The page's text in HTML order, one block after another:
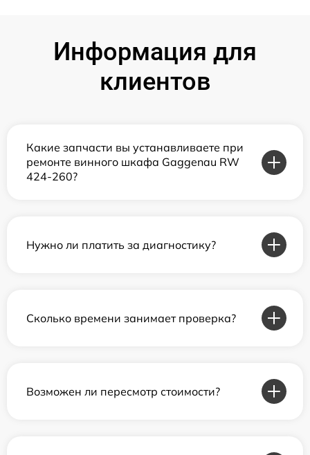
Информация для
клиентов
Какие запчасти вы устанавливаете при
ремонте винного шкафа Gaggenau RW
424-260?
Нужно ли платить за диагностику?
Сколько времени занимает проверка?
Возможен ли пересмотр стоимости?